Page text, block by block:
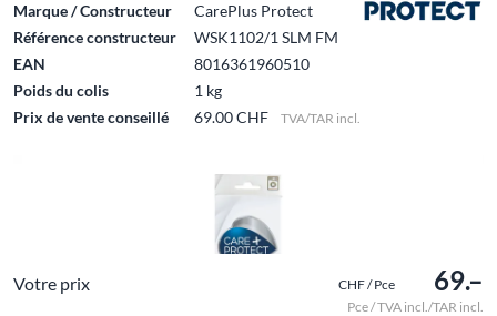
Marque / Constructeur
CarePlus Protect
Référence constructeur
WSK1102/1 SLM FM
EAN
8016361960510
Poids du colis
1 kg
Prix de vente conseillé
69.00 CHF TVA/TAR incl.
Votre prix CHF / Pce 69.–
Pce / TVA incl./TAR incl.